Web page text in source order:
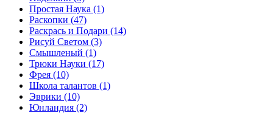
Простая Наука (1)
Раскопки (47)
Раскрась и Подари (14)
Рисуй Светом (3)
Смышленый (1)
Трюки Науки (17)
Фрея (10)
Школа талантов (1)
Эврики (10)
Юнландия (2)